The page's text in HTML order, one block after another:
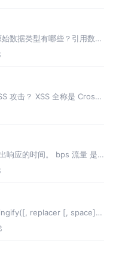
数据类型有哪些？引用数据
JS中存在着 7 种，分别
攻击？ XSS 全称是 Cross
分，故叫它XSS。XSS 攻
响应的时间。 bps 流量 是
里既然是跟吞吐量做对比，
replacer [, space])
)转换为一个 JSON 字符